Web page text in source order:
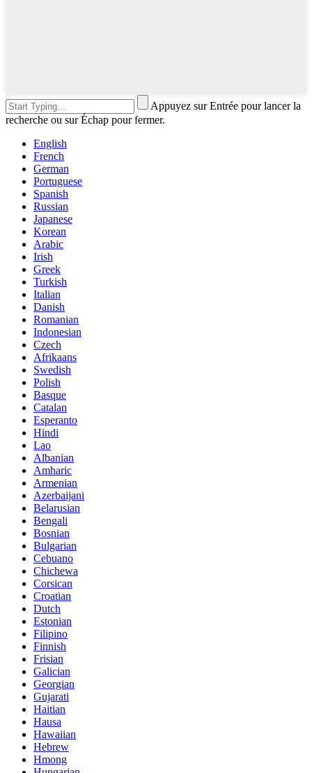
Appuyez sur Entrée pour lancer la
recherche ou sur Échap pour fermer.
English
French
German
Portuguese
Spanish
Russian
Japanese
Korean
Arabic
Irish
Greek
Turkish
Italian
Danish
Romanian
Indonesian
Czech
Afrikaans
Swedish
Polish
Basque
Catalan
Esperanto
Hindi
Lao
Albanian
Amharic
Armenian
Azerbaijani
Belarusian
Bengali
Bosnian
Bulgarian
Cebuano
Chichewa
Corsican
Croatian
Dutch
Estonian
Filipino
Finnish
Frisian
Galician
Georgian
Gujarati
Haitian
Hausa
Hawaiian
Hebrew
Hmong